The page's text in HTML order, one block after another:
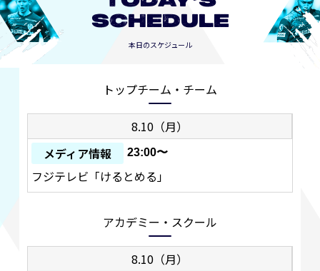
SCHEDULE
本日のスケジュール
トップチーム・チーム
8.10（月）
メディア情報
23:00〜
フジテレビ「けるとめる」
アカデミー・スクール
8.10（月）